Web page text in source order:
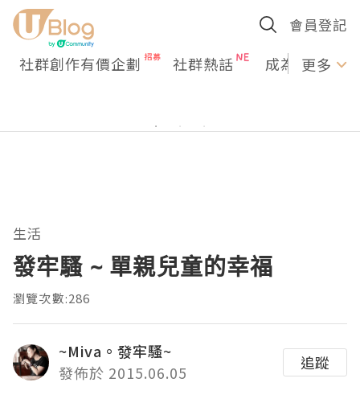
會員登記
社群創作有價企劃 社群熱話 成為U更多
生活
發牢騷 ~ 單親兒童的幸福
瀏覽次數:286
~Miva。發牢騷~
發佈於 2015.06.05
追蹤